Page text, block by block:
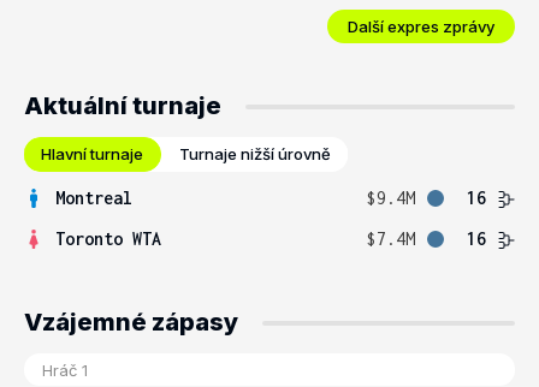
Další expres zprávy
Aktuální turnaje
Hlavní turnaje Turnaje nižší úrovně
Montreal $9.4M
16
Toronto WTA
$7.4M 16
Vzájemné zápasy